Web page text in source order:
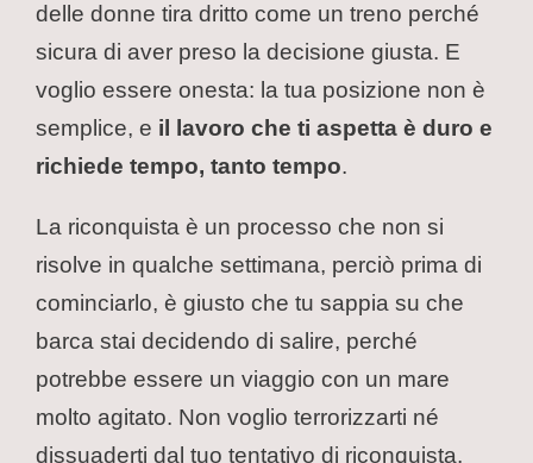
delle donne tira dritto come un treno perché
sicura di aver preso la decisione giusta. E
voglio essere onesta: la tua posizione non è
semplice, e il lavoro che ti aspetta è duro e
richiede tempo, tanto tempo.
La riconquista è un processo che non si
risolve in qualche settimana, perciò prima di
cominciarlo, è giusto che tu sappia su che
barca stai decidendo di salire, perché
potrebbe essere un viaggio con un mare
molto agitato. Non voglio terrorizzarti né
dissuaderti dal tuo tentativo di riconquista,